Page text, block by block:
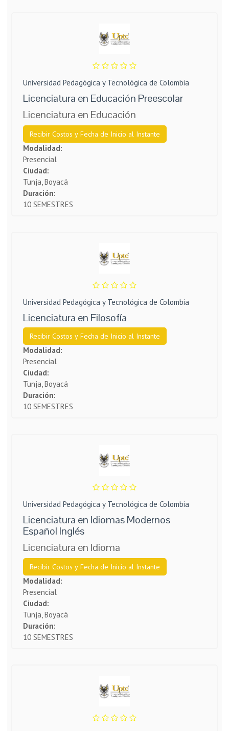
Universidad Pedagógica y Tecnológica de Colombia
Licenciatura en Educación Preescolar
Licenciatura en Educación
Recibir Costos y Fecha de Inicio al Instante
Modalidad:
Presencial
Ciudad:
Tunja, Boyacá
Duración:
10 SEMESTRES
Universidad Pedagógica y Tecnológica de Colombia
Licenciatura en Filosofía
Recibir Costos y Fecha de Inicio al Instante
Modalidad:
Presencial
Ciudad:
Tunja, Boyacá
Duración:
10 SEMESTRES
Universidad Pedagógica y Tecnológica de Colombia
Licenciatura en Idiomas Modernos
Español Inglés
Licenciatura en Idioma
Recibir Costos y Fecha de Inicio al Instante
Modalidad:
Presencial
Ciudad:
Tunja, Boyacá
Duración:
10 SEMESTRES